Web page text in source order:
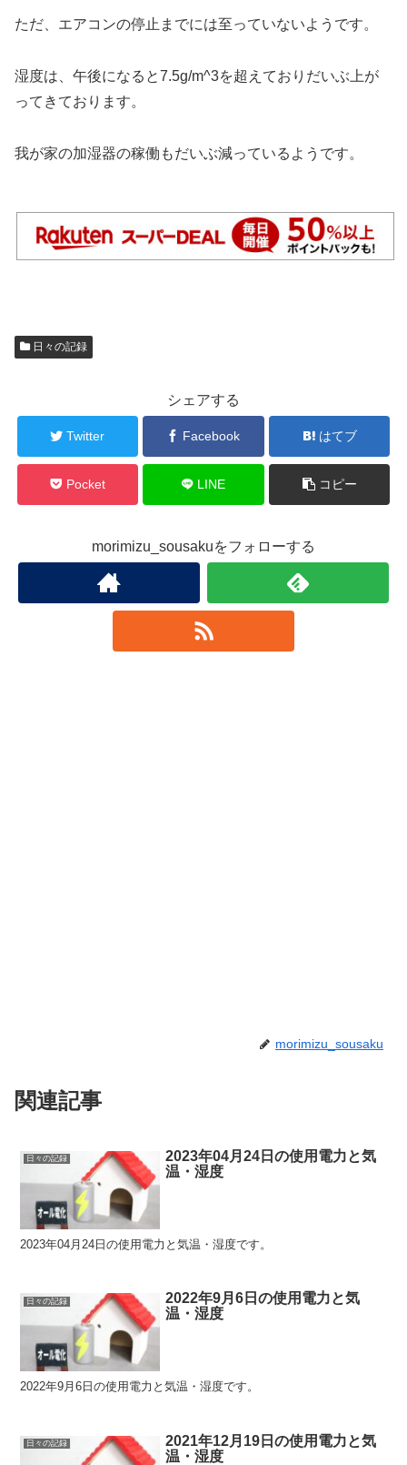
ただ、エアコンの停止までには至っていないようです。
湿度は、午後になると7.5g/m^3を超えておりだいぶ上が
ってきております。
我が家の加湿器の稼働もだいぶ減っているようです。
日々の記録
シェアする
Twitter Facebook はてブ
Pocket LINE コピー
morimizu_sousakuをフォローする
morimizu_sousaku
関連記事
日々の記録
2023年04月24日の使用電力と気
温・湿度
2023年04月24日の使用電力と気温・湿度です。
日々の記録
2022年9月6日の使用電力と気
温・湿度
2022年9月6日の使用電力と気温・湿度です。
日々の記録
2021年12月19日の使用電力と気
温・湿度